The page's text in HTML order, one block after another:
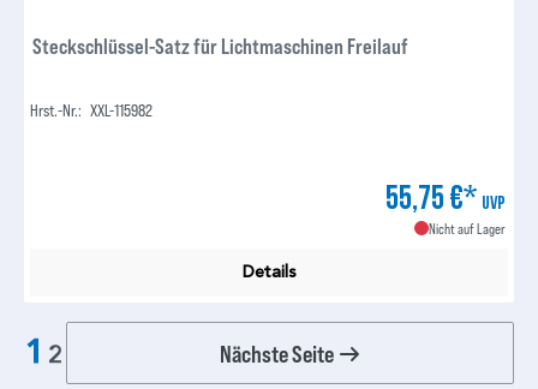
Steckschlüssel-Satz für Lichtmaschinen Freilauf
Hrst.-Nr.: XXL-115982
55,75 €* UVP
Nicht auf Lager
Details
1 2 Nächste Seite